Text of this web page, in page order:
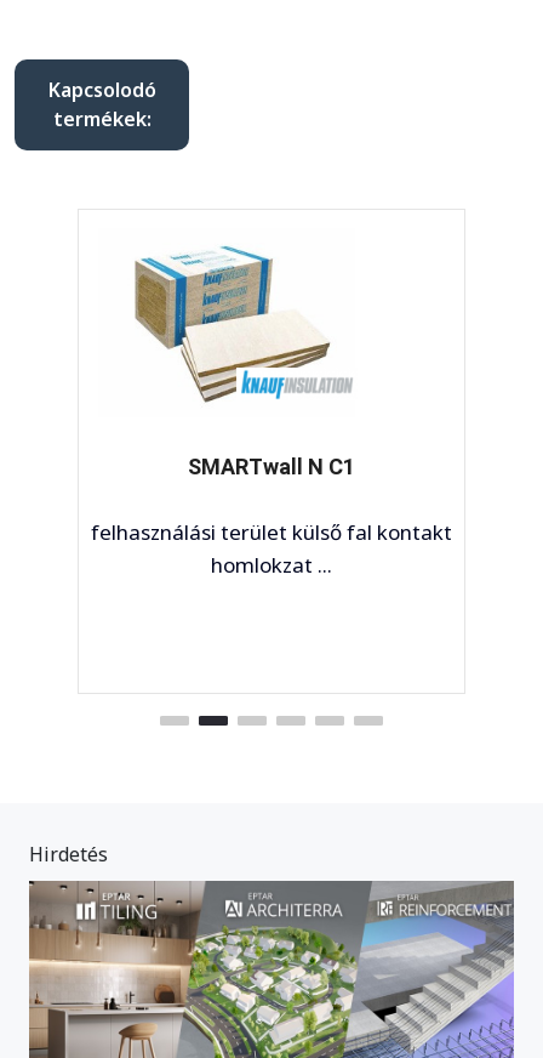
Kapcsolodó
termékek:
SMARTwall N C1
felhasználási terület külső fal kontakt
homlokzat ...
Hirdetés